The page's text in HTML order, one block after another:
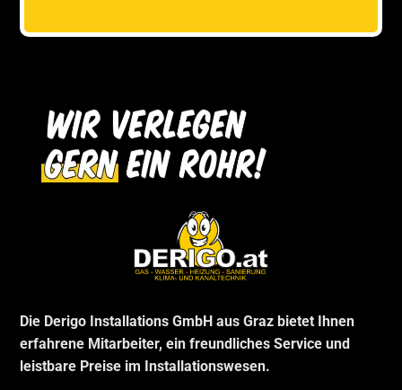
Die Derigo Installations GmbH aus Graz bietet Ihnen
erfahrene Mitarbeiter, ein freundliches Service und
leistbare Preise im Installationswesen.